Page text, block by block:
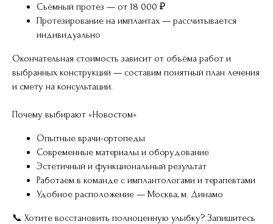
Съёмный протез — от 18 000 ₽
Протезирование на имплантах — рассчитывается
индивидуально
Окончательная стоимость зависит от объёма работ и
выбранных конструкций — составим понятный план лечения
и смету на консультации.
Почему выбирают «Новостом»
Опытные врачи-ортопеды
Современные материалы и оборудование
Эстетичный и функциональный результат
Работаем в команде с имплантологами и терапевтами
Удобное расположение — Москва, м. Динамо
📞 Хотите восстановить полноценную улыбку? Запишитесь